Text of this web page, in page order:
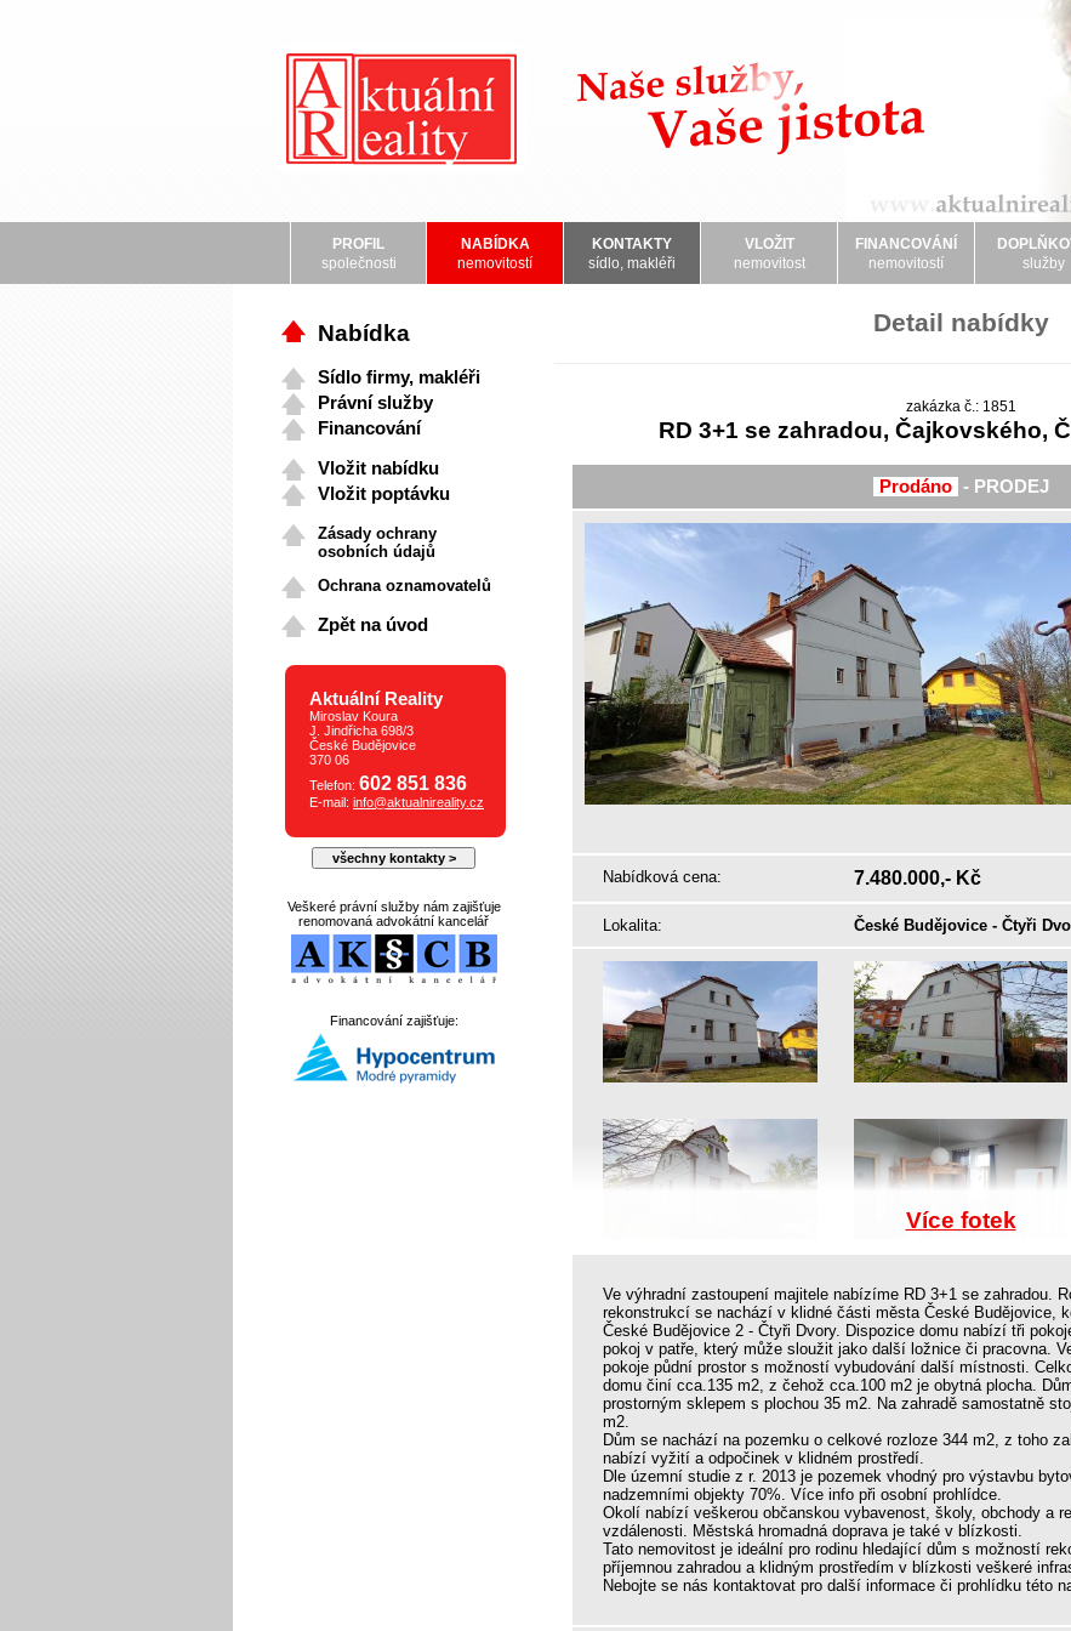
PROFIL
společnosti
NABÍDKA
nemovitostí
KONTAKTY
sídlo, makléři
VLOŽIT
nemovitost
FINANCOVÁNÍ
nemovitostí
služby
Detail nabídky
zakázka č.: 1851
RD 3+1 se zahradou, Čajkovského,
Prodáno - PRODEJ
Nabídková cena: 7.480.000,- Kč
Lokalita: České Budějovice - Čtyři
Více fotek
Ve výhradní zastoupení majitele nabízíme RD 3+1 se zahradou.
rekonstrukcí se nachází v klidné části města České Budějovice,
České Budějovice 2 - Čtyři Dvory. Dispozice domu nabízí tři
pokoj v patře, který může sloužit jako další ložnice či pracovna.
pokoje půdní prostor s možností vybudování další místnosti.
domu činí cca.135 m2, z čehož cca.100 m2 je obytná plocha.
prostorným sklepem s plochou 35 m2. Na zahradě samostatně
m2.
Dům se nachází na pozemku o celkové rozloze 344 m2, z toho
nabízí vyžití a odpočinek v klidném prostředí.
Dle územní studie z r. 2013 je pozemek vhodný pro výstavbu
nadzemními objekty 70%. Více info při osobní prohlídce.
Okolí nabízí veškerou občanskou vybavenost, školy, obchody a
vzdálenosti. Městská hromadná doprava je také v blízkosti.
Tato nemovitost je ideální pro rodinu hledající dům s možností
příjemnou zahradou a klidným prostředím v blízkosti veškeré
Nebojte se nás kontaktovat pro další informace či prohlídku této
Nabídka
Sídlo firmy, makléři
Právní služby
Financování
Vložit nabídku
Vložit poptávku
Zásady ochrany
osobních údajů
Ochrana oznamovatelů
Zpět na úvod
Aktuální Reality
Miroslav Koura
J. Jindřicha 698/3
České Budějovice
370 06
Telefon: 602 851 836
E-mail: info@aktualnireality.cz
všechny kontakty >
Veškeré právní služby nám zajišťuje
renomovaná advokátní kancelář
Financování zajišťuje: